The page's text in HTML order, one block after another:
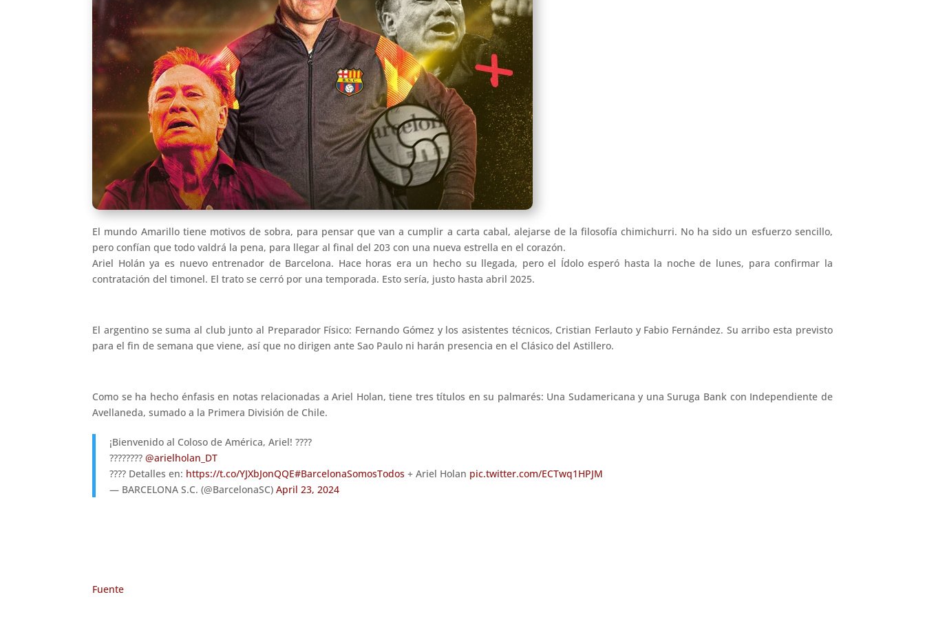
El mundo Amarillo tiene motivos de sobra, para pensar que van a cumplir a carta cabal, alejarse de la filosofía chimichurri. No ha sido un esfuerzo sencillo,
pero confían que todo valdrá la pena, para llegar al final del 203 con una nueva estrella en el corazón.
Ariel Holán ya es nuevo entrenador de Barcelona. Hace horas era un hecho su llegada, pero el Ídolo esperó hasta la noche de lunes, para confirmar la
contratación del timonel. El trato se cerró por una temporada. Esto sería, justo hasta abril 2025.
El argentino se suma al club junto al Preparador Físico: Fernando Gómez y los asistentes técnicos, Cristian Ferlauto y Fabio Fernández. Su arribo esta previsto
para el fin de semana que viene, así que no dirigen ante Sao Paulo ni harán presencia en el Clásico del Astillero.
Como se ha hecho énfasis en notas relacionadas a Ariel Holan, tiene tres títulos en su palmarés: Una Sudamericana y una Suruga Bank con Independiente de
Avellaneda, sumado a la Primera División de Chile.
¡Bienvenido al Coloso de América, Ariel! ????
????‍????@arielholan_DT
???? Detalles en: https://t.co/YJXbJonQQE#BarcelonaSomosTodos + Ariel Holan pic.twitter.com/ECTwq1HPJM
— BARCELONA S.C. (@BarcelonaSC)April 23, 2024
Fuente